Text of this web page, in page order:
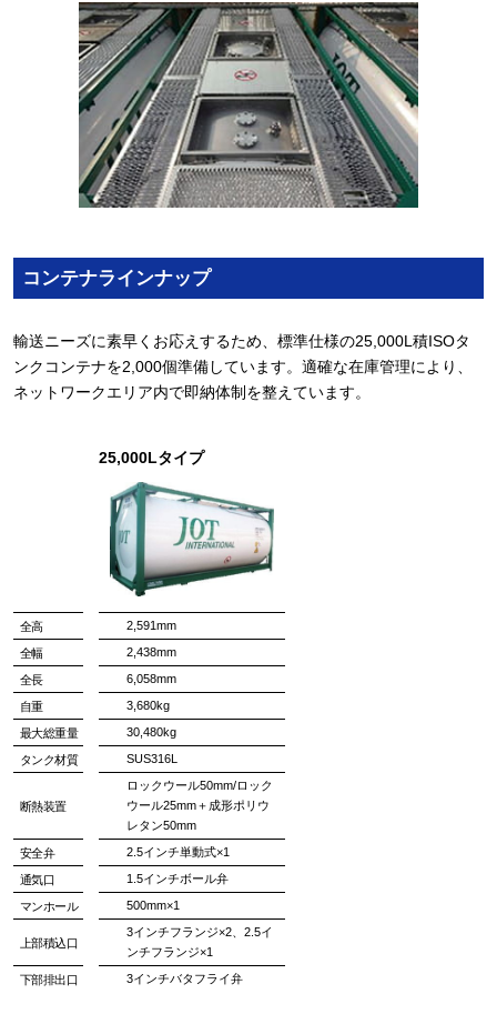
コンテナラインナップ
輸送ニーズに素早くお応えするため、標準仕様の25,000L積ISOタ
ンクコンテナを2,000個準備しています。適確な在庫管理により、
ネットワークエリア内で即納体制を整えています。
25,000Lタイプ
全高 2,591mm
全幅 2,438mm
全長 6,058mm
自重 3,680kg
最大総重量 30,480kg
タンク材質 SUS316L
断熱装置
ロックウール50mm/ロック
ウール25mm＋成形ポリウ
レタン50mm
安全弁 2.5インチ単動式×1
通気口 1.5インチボール弁
マンホール 500mm×1
上部積込口
3インチフランジ×2、2.5イ
ンチフランジ×1
下部排出口 3インチバタフライ弁